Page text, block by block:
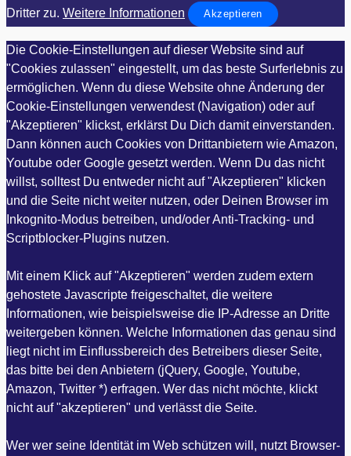
Dritter zu. Weitere Informationen Akzeptieren
Die Cookie-Einstellungen auf dieser Website sind auf
"Cookies zulassen" eingestellt, um das beste Surferlebnis zu
ermöglichen. Wenn du diese Website ohne Änderung der
Cookie-Einstellungen verwendest (Navigation) oder auf
"Akzeptieren" klickst, erklärst Du Dich damit einverstanden.
Dann können auch Cookies von Drittanbietern wie Amazon,
Youtube oder Google gesetzt werden. Wenn Du das nicht
willst, solltest Du entweder nicht auf "Akzeptieren" klicken
und die Seite nicht weiter nutzen, oder Deinen Browser im
Inkognito-Modus betreiben, und/oder Anti-Tracking- und
Scriptblocker-Plugins nutzen.
Mit einem Klick auf "Akzeptieren" werden zudem extern
gehostete Javascripte freigeschaltet, die weitere
Informationen, wie beispielsweise die IP-Adresse an Dritte
weitergeben können. Welche Informationen das genau sind
liegt nicht im Einflussbereich des Betreibers dieser Seite,
das bitte bei den Anbietern (jQuery, Google, Youtube,
Amazon, Twitter *) erfragen. Wer das nicht möchte, klickt
nicht auf "akzeptieren" und verlässt die Seite.
Wer wer seine Identität im Web schützen will, nutzt Browser-